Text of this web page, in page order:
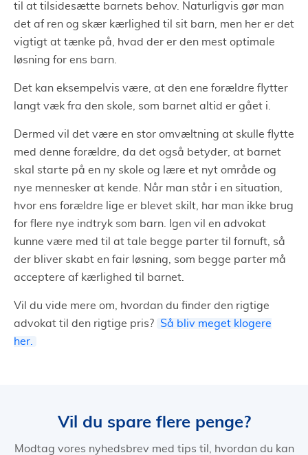
til at tilsidesætte barnets behov. Naturligvis gør man
det af ren og skær kærlighed til sit barn, men her er det
vigtigt at tænke på, hvad der er den mest optimale
løsning for ens barn.
Det kan eksempelvis være, at den ene forældre flytter
langt væk fra den skole, som barnet altid er gået i.
Dermed vil det være en stor omvæltning at skulle flytte
med denne forældre, da det også betyder, at barnet
skal starte på en ny skole og lære et nyt område og
nye mennesker at kende. Når man står i en situation,
hvor ens forældre lige er blevet skilt, har man ikke brug
for flere nye indtryk som barn. Igen vil en advokat
kunne være med til at tale begge parter til fornuft, så
der bliver skabt en fair løsning, som begge parter må
acceptere af kærlighed til barnet.
Vil du vide mere om, hvordan du finder den rigtige
advokat til den rigtige pris?
Så bliv meget klogere
her.
Vil du spare flere penge?
Modtag vores nyhedsbrev med tips til, hvordan du kan